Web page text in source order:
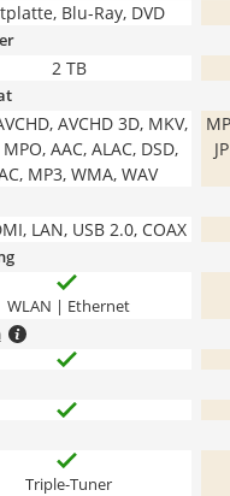
Blu-Ray, DVD
2 TB
AVCHD 3D, MKV,
MPO, AAC, ALAC, DSD,
MP3, WMA, WAV
LAN, USB 2.0, COAX
WLAN | Ethernet
Triple-Tuner